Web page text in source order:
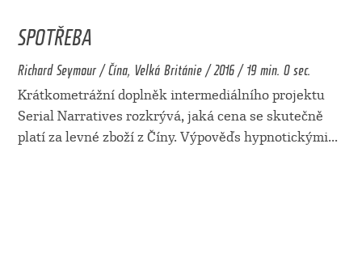
SPOTŘEBA
Richard Seymour / Čína, Velká Británie / 2016 / 19 min. 0 sec.
Krátkometrážní doplněk intermediálního projektu
Serial Narratives rozkrývá, jaká cena se skutečně
platí za levné zboží z Číny. Výpověďs hypnotickými...